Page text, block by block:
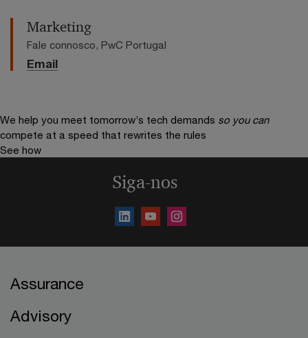
Marketing
Fale connosco, PwC Portugal
Email
We help you meet tomorrow’s tech demands so you can
compete at a speed that rewrites the rules
See how
Siga-nos
Assurance
Advisory